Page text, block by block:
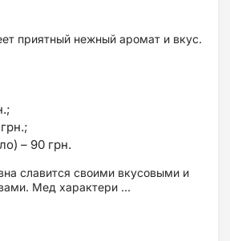
приятный нежный аромат и вкус.
– 90 грн.
славится своими вкусовыми и
Мед характери ...